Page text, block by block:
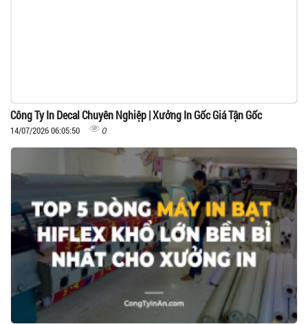
Công Ty In Decal Chuyên Nghiệp | Xưởng In Gốc Giá Tận Gốc
14/07/2026 06:05:50 0